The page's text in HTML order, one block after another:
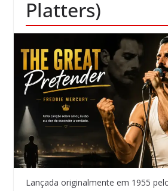
Platters)
Lançada originalmente em 1955